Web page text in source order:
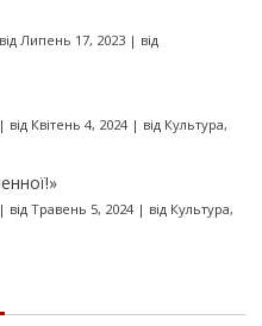
від Липень 17, 2023| від
від Квітень 4, 2024| від Культура,
від Травень 5, 2024| від Культура,